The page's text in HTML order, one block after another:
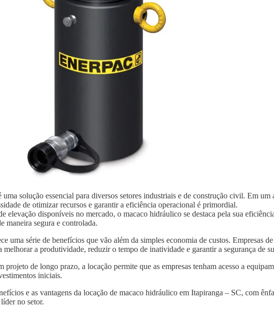
solução essencial para diversos setores industriais e de construção civil. Em um
de otimizar recursos e garantir a eficiência operacional é primordial.
elevação disponíveis no mercado, o macaco hidráulico se destaca pela sua
maneira segura e controlada.
uma série de benefícios que vão além da simples economia de custos. Empresas
a produtividade, reduzir o tempo de inatividade e garantir a segurança de
projeto de longo prazo, a locação permite que as empresas tenham acesso a
iniciais.
e as vantagens da locação de macaco hidráulico em Itapiranga – SC, com
no setor.